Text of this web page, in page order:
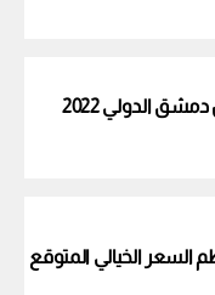
نتائج يانصيب معرض دمشق الدولي 2022
الخيالي المتوقع